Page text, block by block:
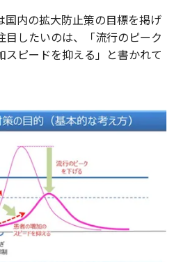
内の拡大防止策の目標を掲げ
目したいのは、「流行のピーク
スピードを抑える」と書かれて